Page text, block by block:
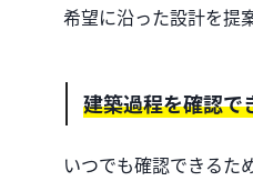
希望に沿った設計を提
建築過程を確認で
いつでも確認できるた